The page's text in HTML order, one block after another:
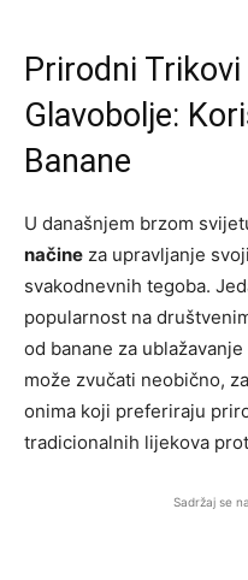
Prirodni
Glavobolje:
Banane
U današnjem brzom
načine za upravljanje
svakodnevnih tegoba.
popularnost na
od banane za
može zvučati neobično,
onima koji preferiraju
tradicionalnih lijekova
Sadržaj se